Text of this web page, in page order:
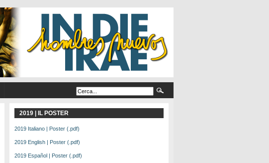
2019 | IL POSTER
2019 Italiano | Poster (.pdf)
2019 English | Poster (.pdf)
2019 Español | Poster (.pdf)